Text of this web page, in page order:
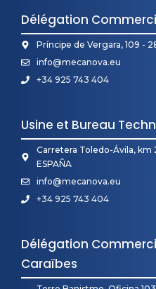
Délégation
Príncipe de Vergara, 109 -
info@mecanova.eu
+34 925 743 404
Usine et Bureau
Carretera Toledo-Ávila, km
ESPAÑA
info@mecanova.eu
+34 925 743 404
Délégation
Caraïbes